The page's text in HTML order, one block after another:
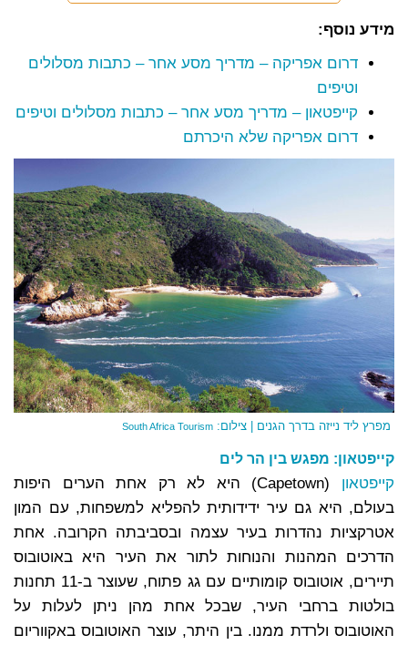
מידע נוסף:
דרום אפריקה – מדריך מסע אחר – כתבות מסלולים
וטיפים
קייפטאון – מדריך מסע אחר – כתבות מסלולים וטיפים
דרום אפריקה שלא היכרתם
מפרץ ליד נייזה בדרך הגנים | צילום: South Africa Tourism
קייפטאון: מפגש בין הר לים
קייפטאון
(Capetown) היא לא רק אחת הערים היפות
בעולם, היא גם עיר ידידותית להפליא למשפחות, עם המון
אטרקציות נהדרות בעיר עצמה ובסביבתה הקרובה. אחת
הדרכים המהנות והנוחות לתור את העיר היא באוטובוס
תיירים, אוטובוס קומותיים עם גג פתוח, שעוצר ב-11 תחנות
בולטות ברחבי העיר, שבכל אחת מהן ניתן לעלות על
האוטובוס ולרדת ממנו. בין היתר, עוצר האוטובוס באקווריום